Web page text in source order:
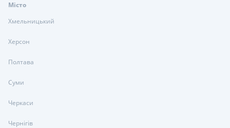
Місто
Хмельницький
Херсон
Полтава
Суми
Черкаси
Чернігів